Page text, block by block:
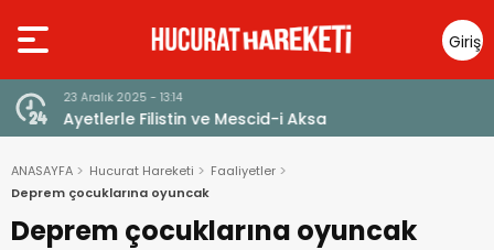
Giriş
Yap
23 Aralık 2025 - 13:14
Ayetlerle Filistin ve Mescid-i Aksa
ANASAYFA Hucurat Hareketi
Faaliyetler
Deprem çocuklarına oyuncak
Deprem çocuklarına oyuncak